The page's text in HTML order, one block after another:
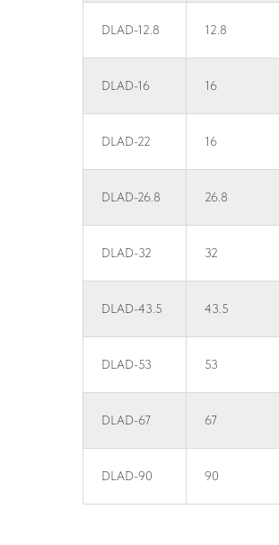
DLAD-12.8 12.8
DLAD-16 16
DLAD-22 16
DLAD-26.8 26.8
DLAD-32 32
DLAD-43.5 43.5
DLAD-53 53
DLAD-67 67
DLAD-90 90